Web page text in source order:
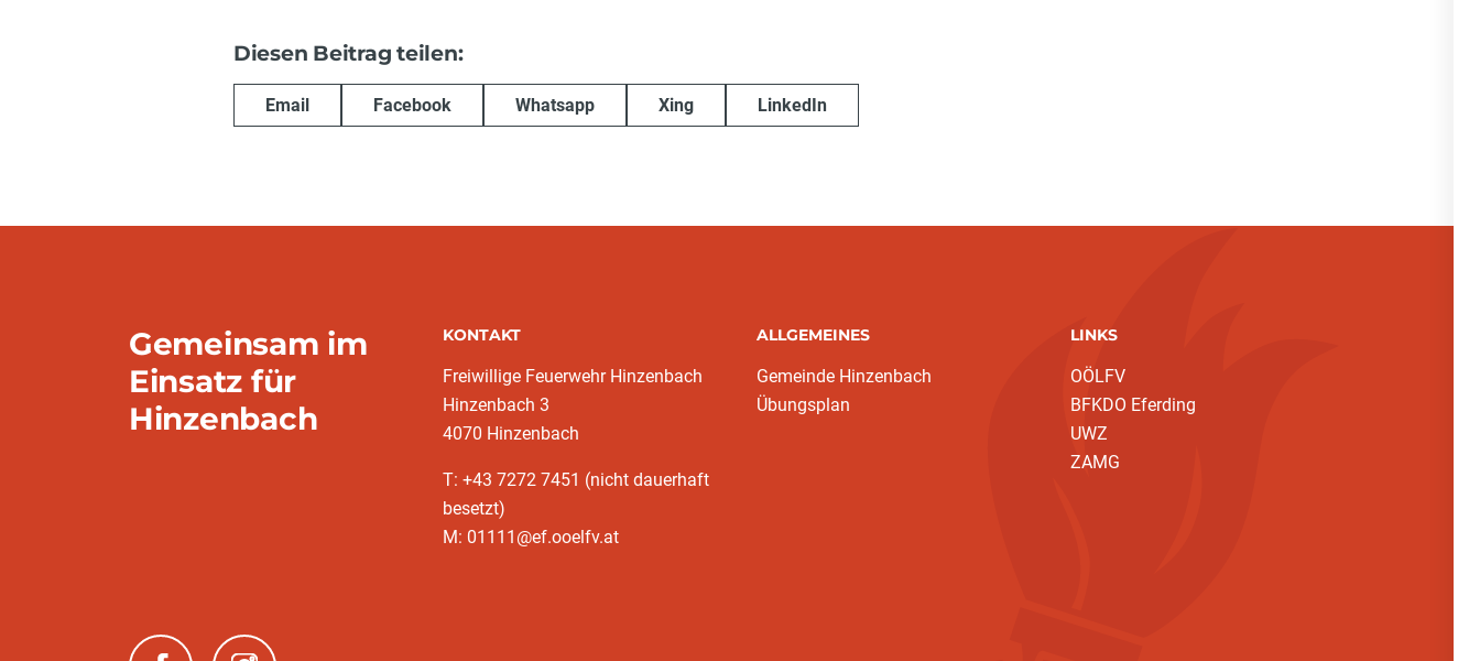
Diesen Beitrag teilen:
Email Facebook Whatsapp Xing LinkedIn
Gemeinsam im
Einsatz für
Hinzenbach
KONTAKT
Freiwillige Feuerwehr Hinzenbach
Hinzenbach 3
4070 Hinzenbach
T: +43 7272 7451 (nicht dauerhaft
besetzt)
M: 01111@ef.ooelfv.at
ALLGEMEINES
Gemeinde Hinzenbach
Übungsplan
LINKS
OÖLFV
BFKDO Eferding
UWZ
ZAMG